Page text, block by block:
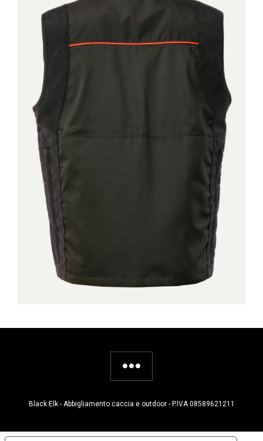
Black Elk - Abbigliamento caccia e outdoor - P.IVA 08589621211